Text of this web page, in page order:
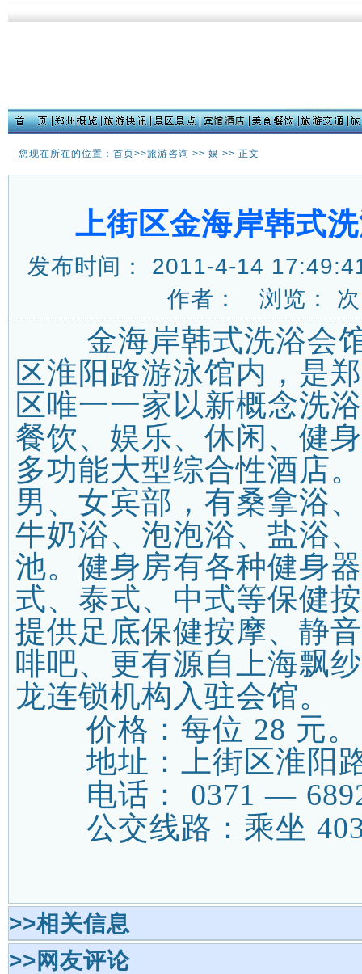
您现在所在的位置：首页>>旅游咨询 >> 娱 >> 正文
上街区金海岸韩式
发布时间： 2011-4-14
作者： 浏览： 次
金海岸韩式洗浴会
区淮阳路游泳馆内，是
区唯一一家以新概念洗
餐饮、娱乐、休闲、健
多功能大型综合性酒店
男、女宾部，有桑拿浴
牛奶浴、泡泡浴、盐浴
池。健身房有各种健身
式、泰式、中式等保健
提供足底保健按摩、静
啡吧、更有源自上海飘
龙连锁机构入驻会馆。
价格：每位 28 元。
地址：上街区淮阳
电话：
0371 —
公交线路：乘坐
>>相关信息
>>网友评论